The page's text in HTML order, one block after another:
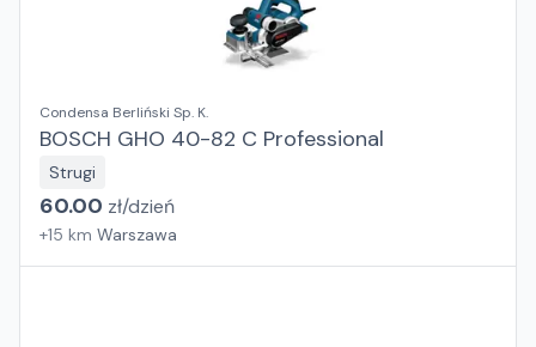
Condensa Berliński Sp. K.
BOSCH GHO 40-82 C Professional
Strugi
60.00 zł/dzień
+15 km Warszawa